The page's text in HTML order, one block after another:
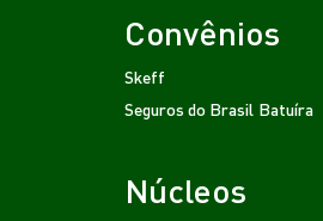
Convênios
Skeff
Seguros do Brasil Batuíra
Núcleos